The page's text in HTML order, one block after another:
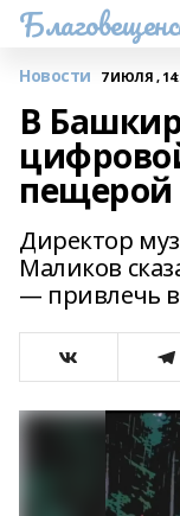
Новости 7 ИЮЛЯ ,
В
Директор
Маликов
— привлечь